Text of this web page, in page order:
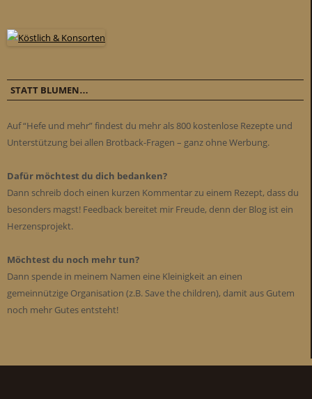
STATT BLUMEN…
Auf “Hefe und mehr” findest du mehr als 800 kostenlose Rezepte und
Unterstützung bei allen Brotback-Fragen – ganz ohne Werbung.
Dafür möchtest du dich bedanken?
Dann schreib doch einen kurzen Kommentar zu einem Rezept, dass du
besonders magst! Feedback bereitet mir Freude, denn der Blog ist ein
Herzensprojekt.
Möchtest du noch mehr tun?
Dann spende in meinem Namen eine Kleinigkeit an einen
gemeinnützige Organisation (z.B. Save the children), damit aus Gutem
noch mehr Gutes entsteht!